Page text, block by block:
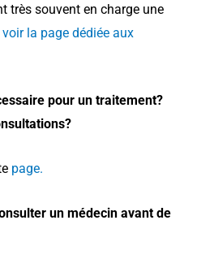
très souvent en charge une
voir la page dédiée aux
pour un traitement?
page.
un médecin avant de